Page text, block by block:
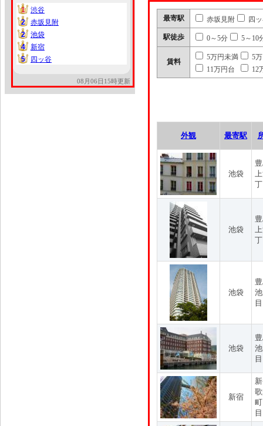
1
1
渋谷
2
2
赤坂見附
2
2
池袋
4
4
新宿
5
5 四ッ谷
08月06日15時更新
最寄駅 赤坂見附 四
駅徒歩 0～5分 5～10
賃料
5万円未満
5
11万円台
12
外観 最寄駅
池袋
池袋
池袋
目
池袋
新宿
目